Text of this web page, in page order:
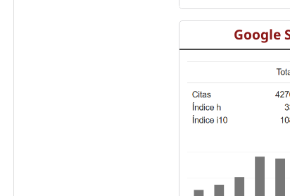
Google